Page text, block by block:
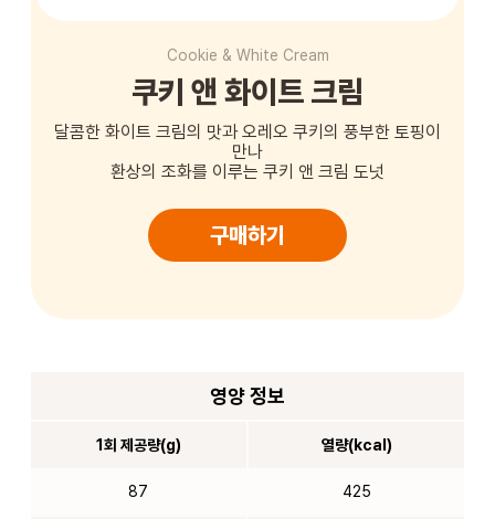
Cookie & White Cream
쿠키 앤 화이트 크림
달콤한 화이트 크림의 맛과 오레오 쿠키의 풍부한 토핑이
만나
환상의 조화를 이루는 쿠키 앤 크림 도넛
구매하기
영양 정보
1회 제공량(g)
87
열량(kcal)
425